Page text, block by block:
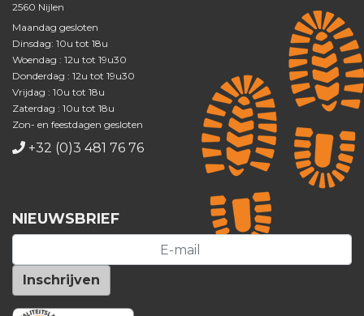
2560 Nijlen
Maandag gesloten
Dinsdag: 10u tot 18u
Woendag : 12u tot 19u30
Donderdag : 12u tot 19u30
Vrijdag : 10u tot 18u
Zaterdag : 10u tot 18u
Zon- en feestdagen gesloten
+32 (0)3 481 76 76
NIEUWSBRIEF